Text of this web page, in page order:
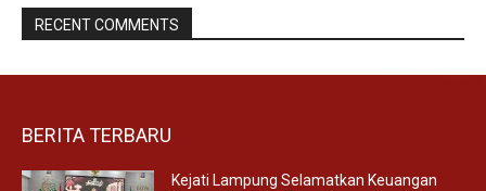
RECENT COMMENTS
BERITA TERBARU
Kejati Lampung Selamatkan Keuangan